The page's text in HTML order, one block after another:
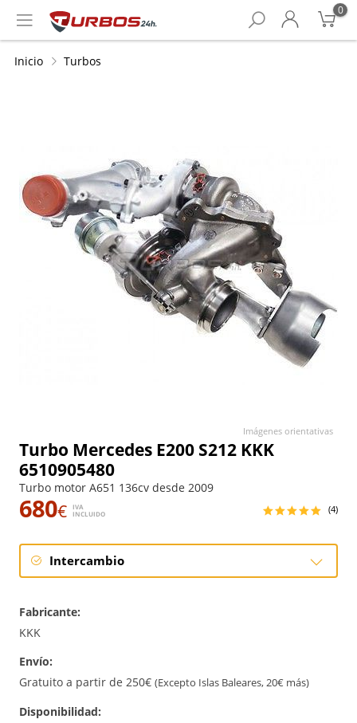
0
Inicio Turbos
Turbo Mercedes E200 S212 KKK
6510905480
Turbo motor A651 136cv desde 2009
680€
IVA
INCLUIDO
(4)
Intercambio
Fabricante:
KKK
Envío:
Gratuito a partir de 250€ (Excepto Islas Baleares, 20€ más)
Disponibilidad:
Imágenes orientativas